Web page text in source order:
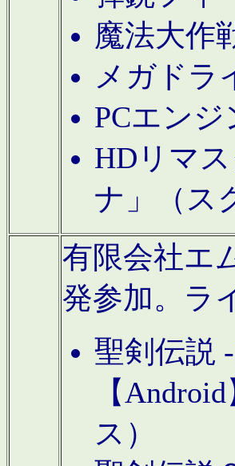
魔法大作
メガドラ
PCエン
HDリマ
ナ」（ス
有限会社エ
発参加。ラ
聖剣伝説
【
ス）